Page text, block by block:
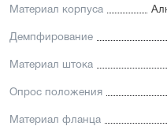
Материал корпуса
Демпфирование
Материал штока
Опрос положения
Материал фланца